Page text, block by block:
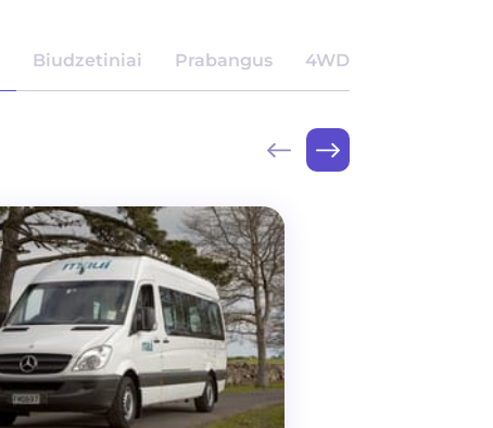
Biudzetiniai Prabangus 4WD